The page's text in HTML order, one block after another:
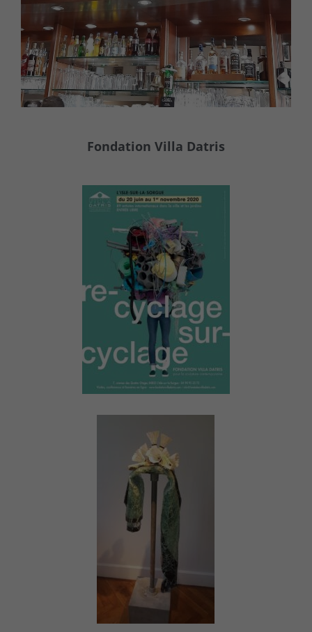
Fondation Villa Datris